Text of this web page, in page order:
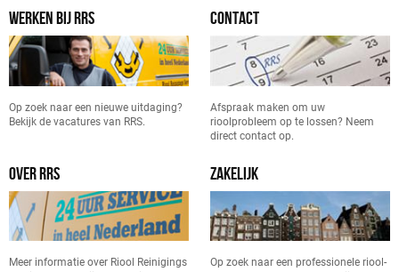
WERKEN BIJ RRS
Op zoek naar een nieuwe uitdaging?
Bekijk de vacatures van RRS.
CONTACT
Afspraak maken om uw
rioolprobleem op te lossen? Neem
direct contact op.
OVER RRS
Meer informatie over Riool Reinigings
ZAKELIJK
Op zoek naar een professionele riool-